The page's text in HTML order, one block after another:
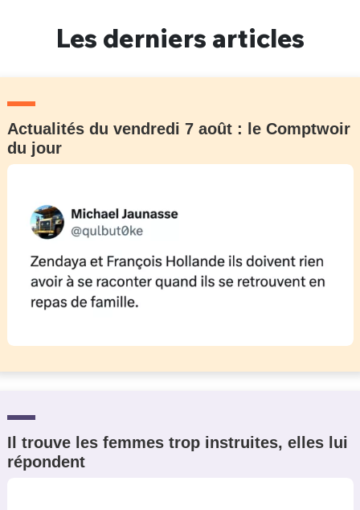
Les derniers articles
Actualités du vendredi 7 août : le Comptwoir
du jour
Il trouve les femmes trop instruites, elles lui
répondent
Un Thread